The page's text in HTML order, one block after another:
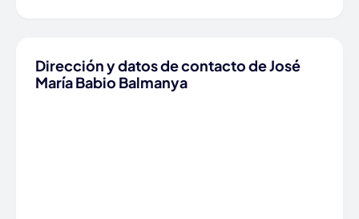
Dirección y datos de contacto de José
María Babio Balmanya